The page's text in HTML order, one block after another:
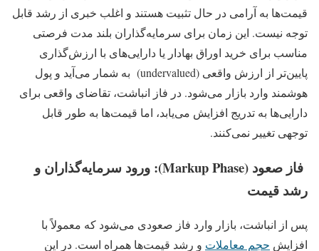
قیمت‌ها به آرامی در حال تثبیت هستند و اغلب خبری از رشد قابل‌
توجه نیست. این زمان برای سرمایه‌گذاران بلند مدت فرصتی
مناسب برای خرید اوراق بهادار یا دارایی‌های با ارزش‌گذاری
پایین‌تر از ارزش واقعی (undervalued) به‌ شمار می‌آید و پول
هوشمند وارد بازار می‌شود. در فاز انباشت، تقاضای واقعی برای
دارایی‌ها به تدریج افزایش می‌یابد، اما قیمت‌ها به‌ طور قابل‌
توجهی تغییر نمی‌کنند.
فاز صعود (Markup Phase): ورود سرمایه‌گذاران و
رشد قیمت
پس از انباشت، بازار وارد فاز صعودی می‌شود که معمولاً با
افزایش حجم معاملات و رشد قیمت‌ها همراه است. در این